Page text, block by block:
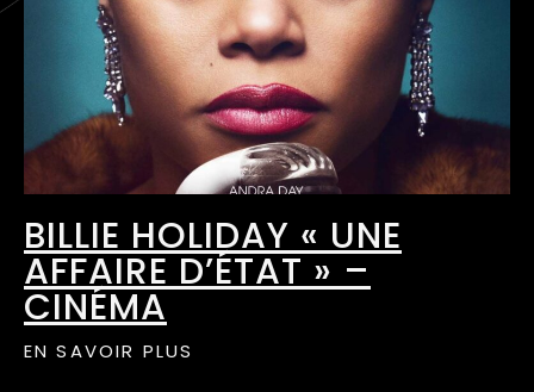
BILLIE HOLIDAY « UNE
AFFAIRE D’ÉTAT » –
CINÉMA
EN SAVOIR PLUS